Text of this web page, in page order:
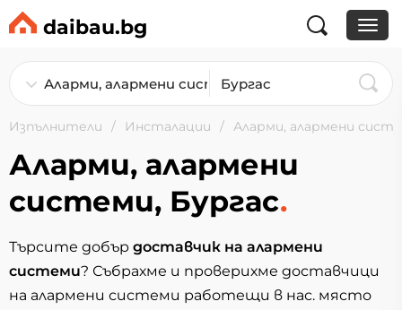
daibau.bg
Изпълнители Инсталации Аларми, алармени
Аларми, алармени
системи, Бургас.
Търсите добър доставчик на алармени
системи? Събрахме и проверихме доставчици
на алармени системи работещи в нас. място